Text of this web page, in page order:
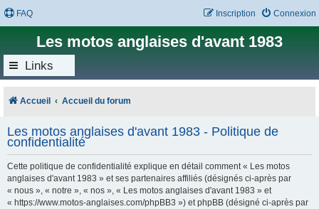
FAQ Connexion
Inscription
Les motos anglaises d'avant 1983
Links
Accueil Accueil du forum
Les motos anglaises d'avant 1983 - Politique de
confidentialité
Cette politique de confidentialité explique en détail comment « Les motos
anglaises d'avant 1983 » et ses partenaires affiliés (désignés ci-après par
« nous », « notre », « nos », « Les motos anglaises d'avant 1983 » et
« https://www.motos-anglaises.com/phpBB3 ») et phpBB (désigné ci-après par